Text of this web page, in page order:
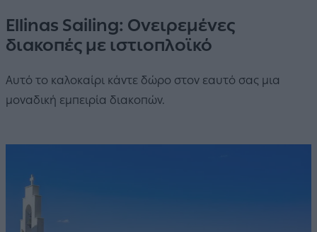
Ellinas Sailing: Ονειρεμένες
διακοπές με ιστιοπλοϊκό
Αυτό το καλοκαίρι κάντε δώρο στον εαυτό σας μια
μοναδική εμπειρία διακοπών.